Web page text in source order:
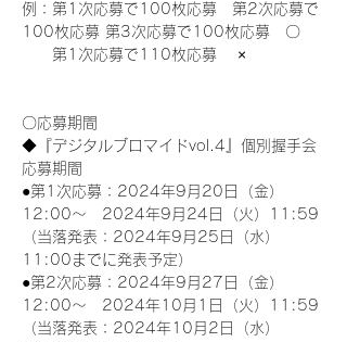
例：第1次応募で100枚応募　第2次応募で
100枚応募 第3次応募で100枚応募　〇
第1次応募で110枚応募　 ×
〇応募期間
◆『デジタルブロマイドvol.4』個別握手会
応募期間
●第1次応募：2024年9月20日（金）
12:00～　2024年9月24日（火）11:59
（当落発表：2024年9月25日（水）
11:00までに発表予定）
●第2次応募：2024年9月27日（金）
12:00～　2024年10月1日（火）11:59
（当落発表：2024年10月2日（水）